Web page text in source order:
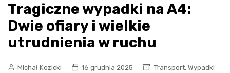
Tragiczne wypadki na A4:
Dwie ofiary i wielkie
utrudnienia w ruchu
Michał Kozicki 16 grudnia 2025 Transport, Wypadki